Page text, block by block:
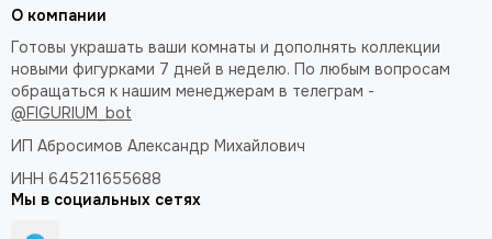
О компании
Готовы украшать ваши комнаты и дополнять коллекции
новыми фигурками 7 дней в неделю. По любым вопросам
обращаться к нашим менеджерам в телеграм -
@FIGURIUM_bot
ИП Абросимов Александр Михайлович
ИНН 645211655688
Мы в социальных сетях